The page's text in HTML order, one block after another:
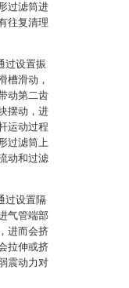
过滤筒进
往复清理
过设置振
槽滑动，
动第二齿
摆动，进
运动过程
过滤筒上
动和过滤
过设置隔
气管端部
进而会挤
拉伸或挤
震动力对